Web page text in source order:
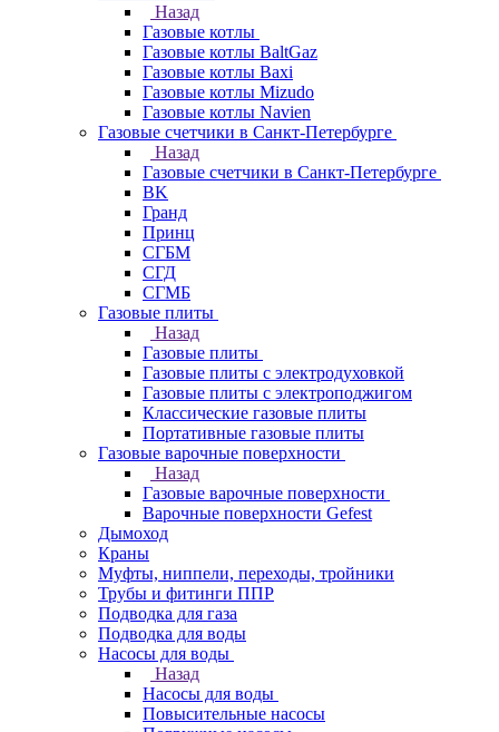
Назад
Газовые котлы
Газовые котлы BaltGaz
Газовые котлы Baxi
Газовые котлы Mizudo
Газовые котлы Navien
Газовые счетчики в Санкт-Петербурге
Назад
Газовые счетчики в Санкт-Петербурге
BK
Гранд
Принц
СГБМ
СГД
СГМБ
Газовые плиты
Назад
Газовые плиты
Газовые плиты с электродуховкой
Газовые плиты с электроподжигом
Классические газовые плиты
Портативные газовые плиты
Газовые варочные поверхности
Назад
Газовые варочные поверхности
Варочные поверхности Gefest
Дымоход
Краны
Муфты, ниппели, переходы, тройники
Трубы и фитинги ППР
Подводка для газа
Подводка для воды
Насосы для воды
Назад
Насосы для воды
Повысительные насосы